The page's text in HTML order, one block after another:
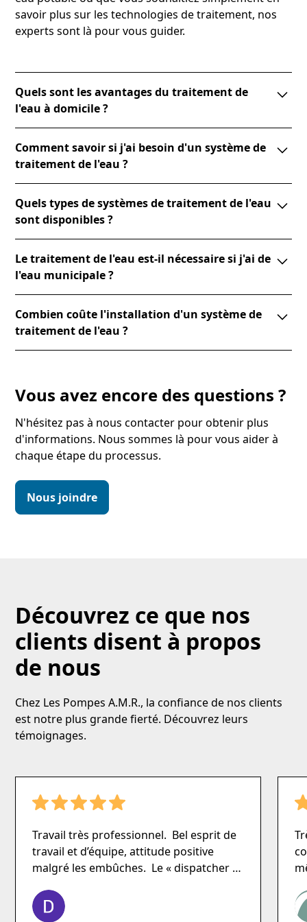
savoir plus sur les technologies de traitement, nos
experts sont là pour vous guider.
Quels sont les avantages du traitement de
l'eau à domicile ?
potable de haute qualité, éliminant les contaminants
et améliorant le goût, la sécurité et la clarté de l'eau
que vous consommez tous les jours.
Comment savoir si j'ai besoin d'un système de
traitement de l'eau ?
si vous constatez des dépôts de minéraux, il pourrait
être temps de faire analyser votre eau pour
déterminer si un système de traitement est
nécessaire.
Quels types de systèmes de traitement de l'eau
sont disponibles ?
compris les adoucisseurs d'eau, les filtres à charbon
actif, les systèmes d'osmose inverse et les
stérilisateurs UV, chacun conçu pour résoudre des
problèmes spécifiques de qualité de l'eau.
Le traitement de l'eau est-il nécessaire si j'ai de
l'eau municipale ?
contaminants ou de minéraux qui affectent son goût
ou sa pureté. Un système de traitement à domicile
peut améliorer la qualité de l'eau en supprimant ces
Combien coûte l'installation d'un système de
traitement de l'eau ?
préférable de consulter un expert pour obtenir un
Vous avez encore des questions ?
N'hésitez pas à nous contacter pour obtenir plus
d'informations. Nous sommes là pour vous aider à
chaque étape du processus.
Nous joindre
Découvrez ce que nos
clients disent à propos
de nous
Chez Les Pompes A.M.R., la confiance de nos clients
est notre plus grande fierté. Découvrez leurs
témoignages.
Travail très professionnel. Bel esprit de
travail et d’équipe, attitude positive
malgré les embûches. Le « dispatcher »
excellent suivi.